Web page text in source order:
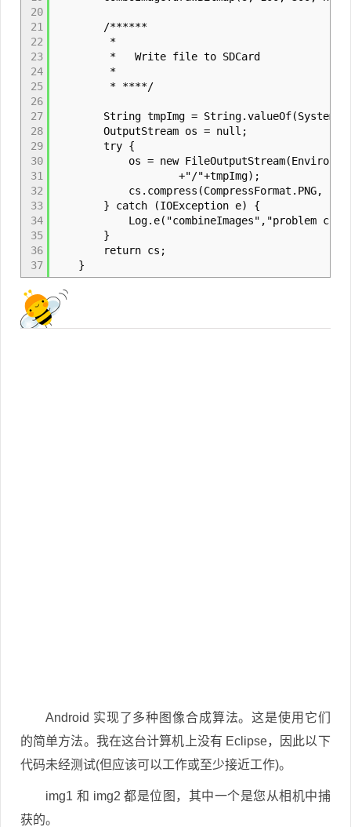
20
21
22
23
24
25
26
27
28
29
30
31
32
33
34
35
36
37
/******
*
* Write file to SDCard
*
* ****/
String tmpImg =
OutputStream os = null;
try {
os = new
+"/"+tmpImg);
cs.compress(CompressFormat.PNG,
} catch (IOException e) {
Log.e("combineImages","problem
}
return cs;
}
Android 实现了多种图像合成算法。这是使用它们
的简单方法。我在这台计算机上没有 Eclipse，因此以下
代码未经测试(但应该可以工作或至少接近工作)。
img1 和 img2 都是位图，其中一个是您从相机中捕
获的。